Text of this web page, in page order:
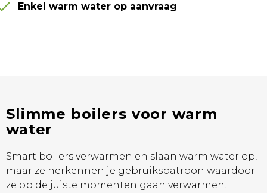
Enkel warm water op aanvraag
Slimme boilers voor warm
water
Smart boilers verwarmen en slaan warm water op,
maar ze herkennen je gebruikspatroon waardoor
ze op de juiste momenten gaan verwarmen.